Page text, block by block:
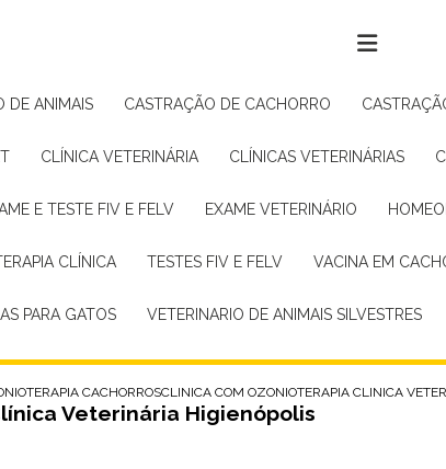
DE ANIMAIS CASTRAÇÃO DE CACHORRO
CLÍNICA VETERINÁRIA CLÍNICAS VETERINÁRIAS
E TESTE FIV E FELV EXAME VETERINÁRIO
CLÍNICA TESTES FIV E FELV VACINA EM
PARA GATOS VETERINARIO DE ANIMAIS SILVESTRES
CACHORROSCLINICA COM OZONIOTERAPIA CLINICA
Veterinária Higienópolis